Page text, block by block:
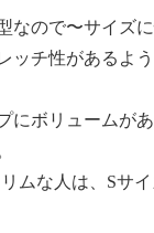
なので〜サイズ
ッチ性があるよ
にボリュームが
ムな人は、Sサ